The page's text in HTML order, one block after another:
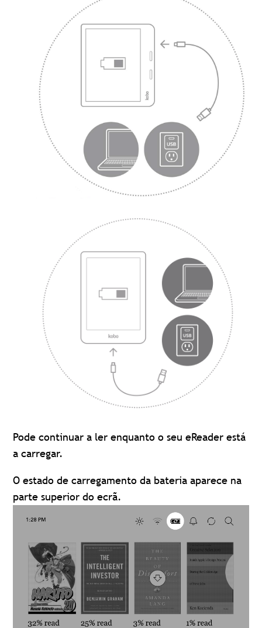
Pode continuar a ler enquanto o seu eReader está
a carregar.
O estado de carregamento da bateria aparece na
parte superior do ecrã.